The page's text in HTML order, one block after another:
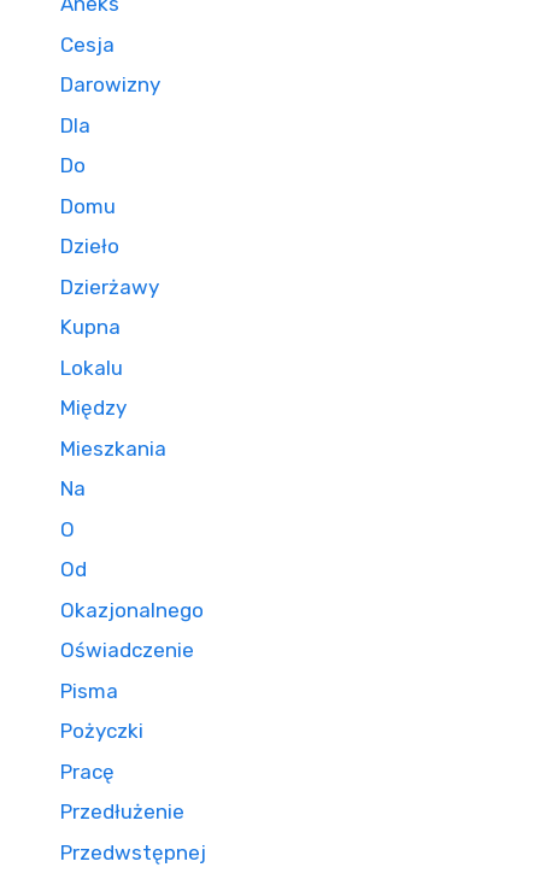
Cesja
Darowizny
Dla
Do
Domu
Dzieło
Dzierżawy
Kupna
Lokalu
Między
Mieszkania
Na
O
Od
Okazjonalnego
Oświadczenie
Pisma
Pożyczki
Pracę
Przedłużenie
Przedwstępnej